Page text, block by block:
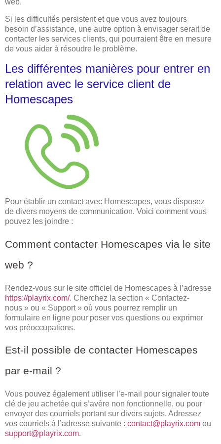
web.
Si les difficultés persistent et que vous avez toujours
besoin d’assistance, une autre option à envisager serait de
contacter les services clients, qui pourraient être en mesure
de vous aider à résoudre le problème.
Les différentes manières pour entrer en
relation avec le service client de
Homescapes
Pour établir un contact avec Homescapes, vous disposez
de divers moyens de communication. Voici comment vous
pouvez les joindre :
Comment contacter Homescapes via le site
web ?
Rendez-vous sur le site officiel de Homescapes à l’adresse
https://playrix.com/. Cherchez la section « Contactez-
nous » ou « Support » où vous pourrez remplir un
formulaire en ligne pour poser vos questions ou exprimer
vos préoccupations.
Est-il possible de contacter Homescapes
par e-mail ?
Vous pouvez également utiliser l’e-mail pour signaler toute
clé de jeu achetée qui s’avère non fonctionnelle, ou pour
envoyer des courriels portant sur divers sujets. Adressez
vos courriels à l’adresse suivante : contact@playrix.com ou
support@playrix.com.